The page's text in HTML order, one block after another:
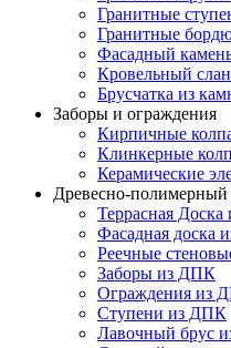
Гранитные
Гранитные
Фасадный
Кровельный
Брусчатка из
Заборы и ограждения
Кирпичные
Клинкерные
Керамические
Древесно-
Террасная
Фасадная доска
Реечные
Заборы из ДПК
Ограждения из
Ступени из ДПК
Лавочный брус